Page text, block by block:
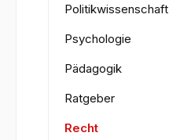
Politikwissenschaft
Psychologie
Pädagogik
Ratgeber
Recht